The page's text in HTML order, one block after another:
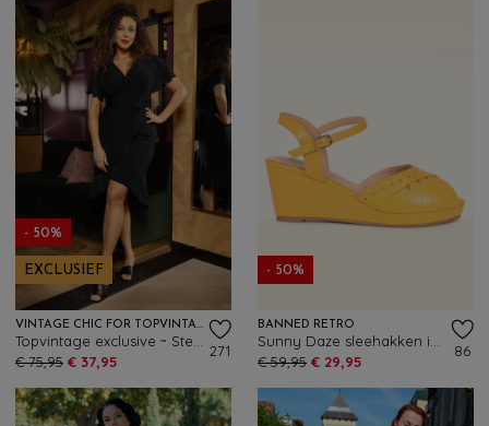
- 50%
EXCLUSIEF
VINTAGE CHIC FOR TOPVINTAGE
€ 75,95 € 37,95
271
- 50%
BANNED RETRO
€ 59,95 € 29,95
86